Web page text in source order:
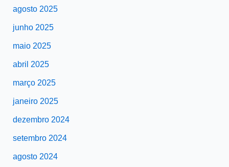
agosto 2025
junho 2025
maio 2025
abril 2025
março 2025
janeiro 2025
dezembro 2024
setembro 2024
agosto 2024